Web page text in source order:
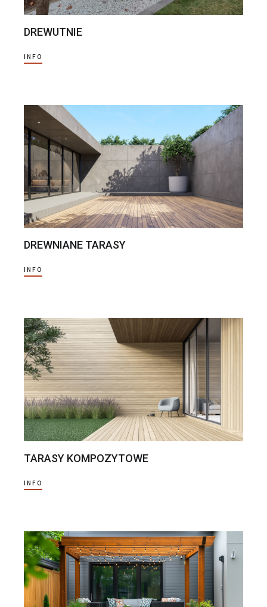
DREWUTNIE
INFO
DREWNIANE TARASY
INFO
TARASY KOMPOZYTOWE
INFO